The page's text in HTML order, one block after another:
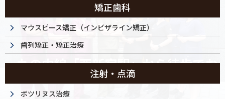
移
ン
移
丸の内線「西新宿駅」から徒歩でお
矯正歯科
マウスピース矯正（インビザライン矯正）
歯列矯正・矯正治療
注射・点滴
ボツリヌス治療